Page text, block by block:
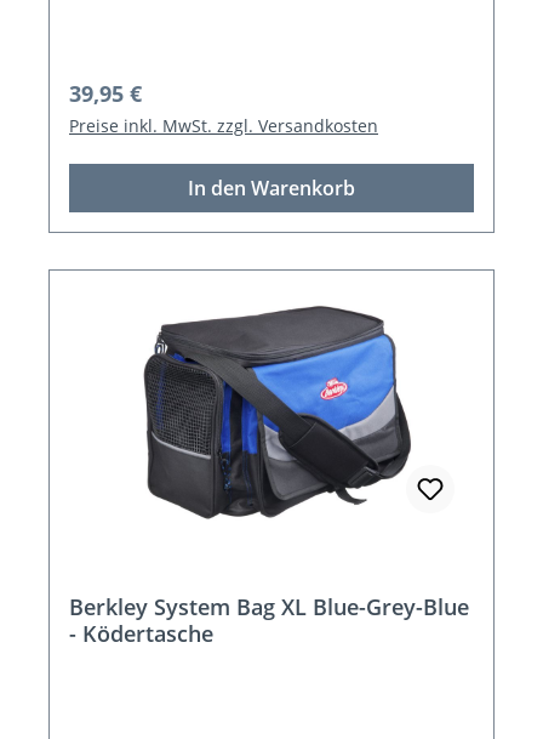
Regulärer Preis:
39,95 €
Preise inkl. MwSt. zzgl. Versandkosten
In den Warenkorb
Berkley System Bag XL Blue-Grey-Blue
- Ködertasche